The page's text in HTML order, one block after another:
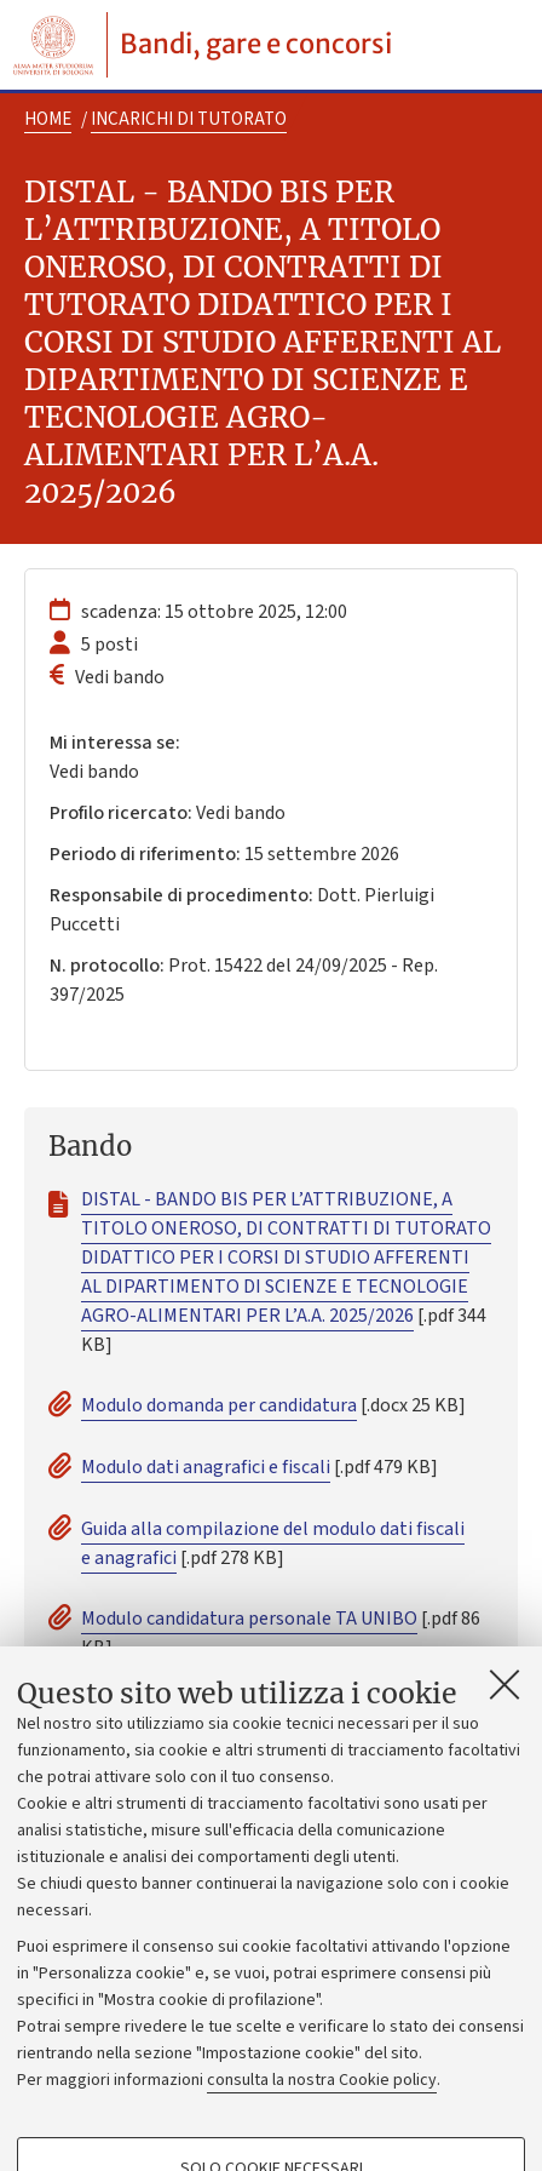
Questo sito web utilizza i cookie
Nel nostro sito utilizziamo sia cookie tecnici necessari per il suo
funzionamento, sia cookie e altri strumenti di tracciamento facoltativi
che potrai attivare solo con il tuo consenso.
Cookie e altri strumenti di tracciamento facoltativi sono usati per
analisi statistiche, misure sull'efficacia della comunicazione
istituzionale e analisi dei comportamenti degli utenti.
Se chiudi questo banner continuerai la navigazione solo con i cookie
necessari.
Puoi esprimere il consenso sui cookie facoltativi attivando l'opzione
in "Personalizza cookie" e, se vuoi, potrai esprimere consensi più
specifici in "Mostra cookie di profilazione".
Potrai sempre rivedere le tue scelte e verificare lo stato dei consensi
rientrando nella sezione "Impostazione cookie" del sito.
Per maggiori informazioni consulta la nostra Cookie policy.
Bandi, gare e concorsi
HOME / INCARICHI DI TUTORATO
DISTAL - BANDO BIS PER
L’ATTRIBUZIONE, A TITOLO
ONEROSO, DI CONTRATTI DI
TUTORATO DIDATTICO PER I
CORSI DI STUDIO AFFERENTI AL
DIPARTIMENTO DI SCIENZE E
TECNOLOGIE AGRO-
ALIMENTARI PER L’A.A.
2025/2026
scadenza: 15 ottobre 2025, 12:00
5 posti
Vedi bando
Mi interessa se:
Vedi bando
Profilo ricercato:Vedi bando
Periodo di riferimento: 15 settembre 2026
Responsabile di procedimento: Dott. Pierluigi
Puccetti
N. protocollo: Prot. 15422 del 24/09/2025 - Rep.
397/2025
Bando
DISTAL - BANDO BIS PER L’ATTRIBUZIONE, A
TITOLO ONEROSO, DI CONTRATTI DI TUTORATO
DIDATTICO PER I CORSI DI STUDIO AFFERENTI
AL DIPARTIMENTO DI SCIENZE E TECNOLOGIE
AGRO-ALIMENTARI PER L’A.A. 2025/2026 [.pdf 344
KB]
Modulo domanda per candidatura [.docx 25 KB]
Modulo dati anagrafici e fiscali [.pdf 479 KB]
Guida alla compilazione del modulo dati fiscali
e anagrafici [.pdf 278 KB]
Modulo candidatura personale TA UNIBO [.pdf 86
KB]
Tracce delle prove
La procedura non prevede prove
Privacy
Note legali
NormAteneo